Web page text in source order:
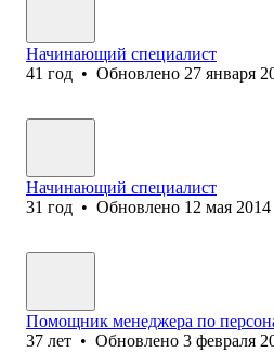
Начинающий специалист
41 год • Обновлено 27 января
Начинающий специалист
31 год • Обновлено 12 мая 2014
Помощник менеджера по
37 лет • Обновлено 3 февраля